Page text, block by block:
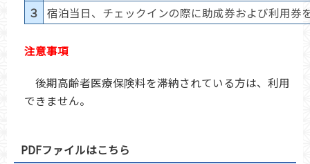
３
宿泊当日、チェックインの際に助成券および利用券
注意事項
後期高齢者医療保険料を滞納されている方は、利用
できません。
PDFファイルはこちら